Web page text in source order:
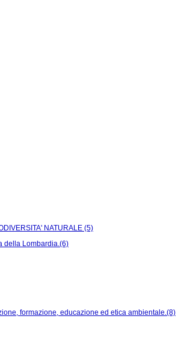
NATURALE (5)
della Lombardia.(6)
formazione, educazione ed etica ambientale.(8)